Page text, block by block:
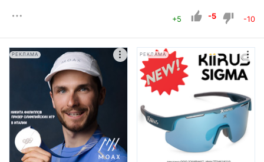
+5 -5 -10
РЕКЛАМА РЕКЛАМА